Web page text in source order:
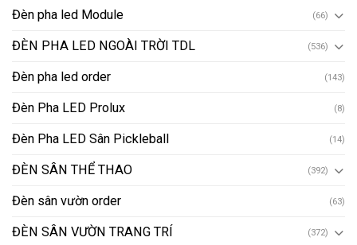
Đèn pha led Module (66)
ĐÈN PHA LED NGOÀI TRỜI TDL (536)
Đèn pha led order (143)
Đèn Pha LED Prolux (8)
Đèn Pha LED Sân Pickleball (14)
ĐÈN SÂN THỂ THAO (392)
Đèn sân vườn order (63)
ĐÈN SÂN VƯỜN TRANG TRÍ (372)